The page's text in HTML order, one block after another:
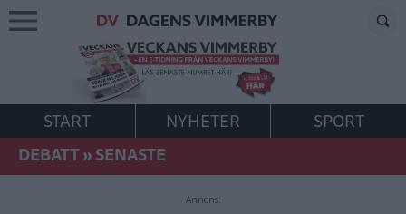
START NYHETER
SPORT
DEBATT»SENASTE
Annons: